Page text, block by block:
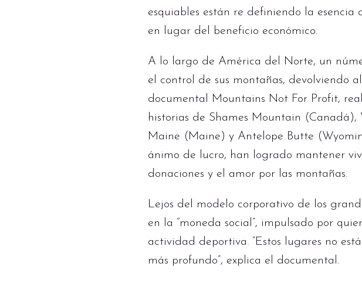
esquiables están re definiendo la
en lugar del beneficio económico.
A lo largo de América del Norte, un
el control de sus montañas, devolviendo
documental Mountains Not For Profit,
historias de Shames Mountain
Maine (Maine) y Antelope Butte
ánimo de lucro, han logrado mantener
donaciones y el amor por las montañas.
Lejos del modelo corporativo de los
en la “moneda social”, impulsado por
actividad deportiva. “Estos lugares no
más profundo”, explica el documental.